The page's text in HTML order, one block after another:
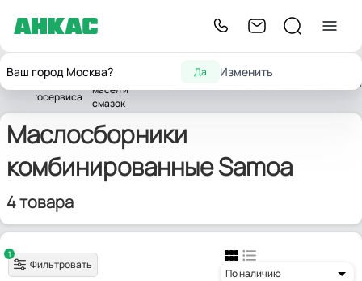
Ваш город Москва? Да Изменить
Оборудование
автосервиса
для замены
масел и
смазок
Samoa
Маслосборники
комбинированные Samoa
4 товара
1
Фильтровать
По наличию